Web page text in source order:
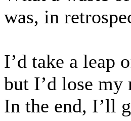
was, in
I’d take a leap
but I’d lose my
In the end, I’ll